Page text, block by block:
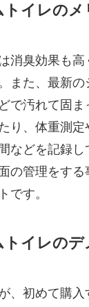
トイレのメ
消臭効果も
また、最新
で汚れて固
り、体重測定
などを記録
の管理をす
です。
トイレのデ
、初めて購入